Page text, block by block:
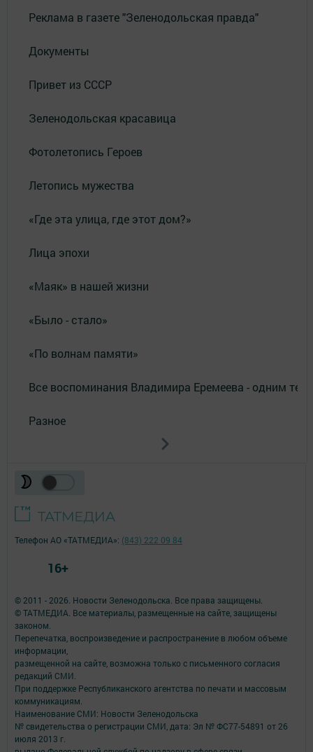
Реклама в газете "Зеленодольская правда"
Документы
Привет из СССР
Зеленодольская красавица
Фотолетопись Героев
Летопись мужества
«Где эта улица, где этот дом?»
Лица эпохи
«Маяк» в нашей жизни
«Было - стало»
«По волнам памяти»
Все воспоминания Владимира Еремеева - одним
Разное
© 2011 - 2026. Новости Зеленодольска. Все права защищены.
© ТАТМЕДИА. Все материалы, размещенные на сайте, защищены
законом.
Перепечатка, воспроизведение и распространение в любом объеме
информации,
размещенной на сайте, возможна только с письменного согласия
редакций СМИ.
При поддержке Республиканского агентства по печати и массовым
коммуникациям.
Наименование СМИ: Новости Зеленодольска
№ свидетельства о регистрации СМИ, дата: Эл № ФС77-54891 от 26
июля 2013 г.
Телефон АО «ТАТМЕДИА»: (843) 222 09 84
16+